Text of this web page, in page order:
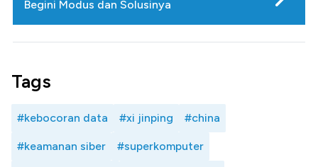
Begini Modus dan Solusinya
Tags
#kebocoran data #xi jinping #china
#keamanan siber #superkomputer